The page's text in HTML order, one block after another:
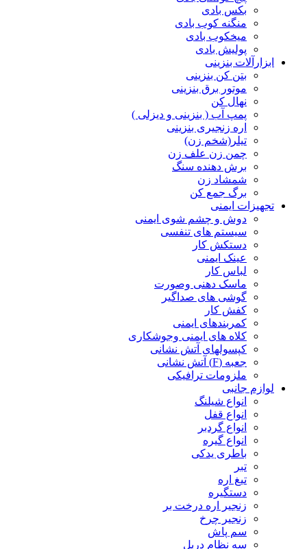
بکس بادی
منگنه کوب بادی
میخکوب بادی
پولیش بادی
ابزارآلات بنزینی
بتن کن بنزینی
موتور برق بنزینی
نهال کن
پمپ آب ( بنزینی و دیزلی )
اره زنجیری بنزینی
تیلر(شخم زن)
چمن زن علف زن
برش دهنده سنگ
شمشاد زن
برگ جمع کن
تجهیزات ایمنی
دوش و چشم شوی ایمنی
سیستم های تنفسی
دستکش کار
عینک ایمنی
لباس کار
ماسک دهنی وصورت
گوشی های صداگیر
کفش کار
کمربندهای ایمنی
کلاه های ایمنی وجوشکاری
کپسولهای آتش نشانی
جعبه (F) آتش نشانی
ملزومات ترافیکی
لوازم جانبی
انواع شیلنگ
انواع قفل
انواع گردبر
انواع گیره
باطری یدکی
تبر
تیغ اره
دستگیره
زنجیر اره درخت بر
زنجیر چرخ
سم پاش
سه نظام دریل